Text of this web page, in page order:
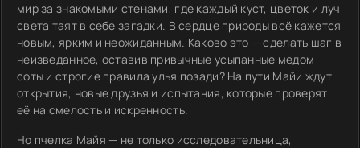
мир за знакомыми стенами, где каждый куст, цветок и луч
света таят в себе загадки. В сердце природы всё кажется
новым, ярким и неожиданным. Каково это — сделать шаг в
неизведанное, оставив привычные усыпанные медом
соты и строгие правила улья позади? На пути Майи ждут
открытия, новые друзья и испытания, которые проверят
её на смелость и искренность.
Но пчелка Майя — не только исследовательница,